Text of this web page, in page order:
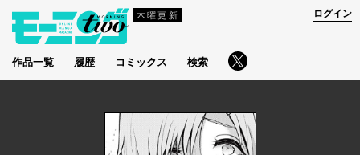
木曜更新
作品一覧 履歴 コミックス 検索
ログイン